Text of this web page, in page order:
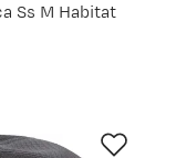
Ss M Habitat